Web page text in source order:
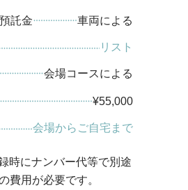
託金 車両による
リスト
会場コースによる
¥55,000
会場からご自宅まで
時にナンバー代等で別途
費用が必要です。